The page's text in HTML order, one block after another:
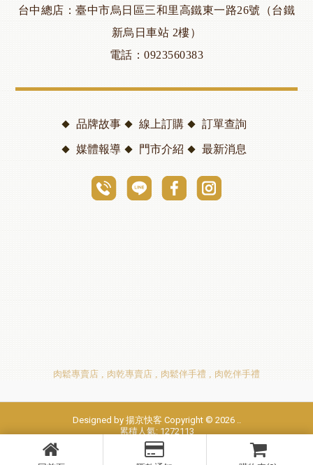
台中總店
臺中市烏日區三和里高鐵東一路26號（台鐵
新烏日車站 2樓）
電話
0923560383
品牌故事 線上訂購 訂單查詢
媒體報導 門市介紹 最新消息
肉鬆專賣店 肉乾專賣店 肉鬆伴手禮 肉乾伴手禮
Designed by 揚京快客 Copyright © 2026 ..
累積人氣: 1272113